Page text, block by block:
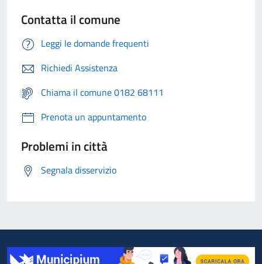
Contatta il comune
Leggi le domande frequenti
Richiedi Assistenza
Chiama il comune 0182 68111
Prenota un appuntamento
Problemi in città
Segnala disservizio